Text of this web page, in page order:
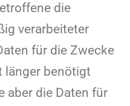
die
verarbeiteter
für die Zwecke
länger benötigt
aber die Daten für